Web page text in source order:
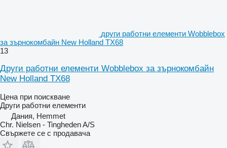
други работни елементи Wobblebox
за зърнокомбайн New Holland TX68
13
Други работни елементи Wobblebox за зърнокомбайн
New Holland TX68
Цена при поискване
Други работни елементи
Дания, Hemmet
Chr. Nielsen - Tingheden A/S
Свържете се с продавача